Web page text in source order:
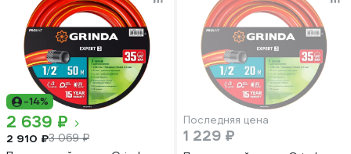
-14%
2 639 ₽
2 910 ₽3 069 ₽
Последняя цена
1 229 ₽